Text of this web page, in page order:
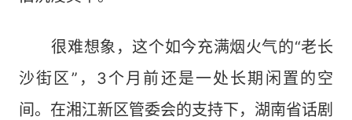
很难想象，这个如今充满烟火气的“老长
沙街区”，3个月前还是一处长期闲置的空
间。在湘江新区管委会的支持下，湖南省话剧